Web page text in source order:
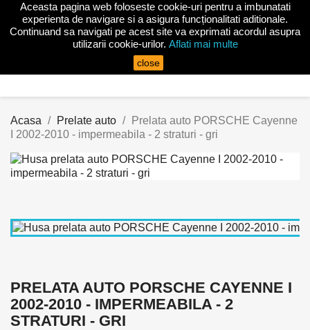
Acasa Prelate auto
Prelata auto PORSCHE Cayenne
I 2002-2010 - impermeabila - 2 straturi - gri
PRELATA AUTO PORSCHE CAYENNE I
2002-2010 - IMPERMEABILA - 2
STRATURI - GRI
Aceasta pagina web foloseste cookie-uri pentru a imbunatati
experienta de navigare si a asigura funcționalitati aditionale.
Continuand sa navigati pe acest site va exprimati acordul asupra
utilizarii cookie-urilor. Aflati mai multe
close